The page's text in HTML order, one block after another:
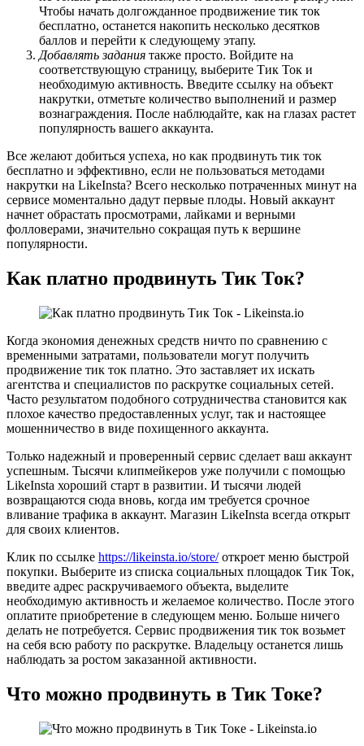
Чтобы начать долгожданное продвижение тик ток
бесплатно, останется накопить несколько десятков
баллов и перейти к следующему этапу.
Добавлять задания также просто. Войдите на
соответствующую страницу, выберите Тик Ток и
необходимую активность. Введите ссылку на объект
накрутки, отметьте количество выполнений и размер
вознаграждения. После наблюдайте, как на глазах растет
популярность вашего аккаунта.
Все желают добиться успеха, но как продвинуть тик ток
бесплатно и эффективно, если не пользоваться методами
накрутки на LikeInsta? Всего несколько потраченных минут на
сервисе моментально дадут первые плоды. Новый аккаунт
начнет обрастать просмотрами, лайками и верными
фолловерами, значительно сокращая путь к вершине
популярности.
Как платно продвинуть Тик Ток?
Когда экономия денежных средств ничто по сравнению с
временными затратами, пользователи могут получить
продвижение тик ток платно. Это заставляет их искать
агентства и специалистов по раскрутке социальных сетей.
Часто результатом подобного сотрудничества становится как
плохое качество предоставленных услуг, так и настоящее
мошенничество в виде похищенного аккаунта.
Только надежный и проверенный сервис сделает ваш аккаунт
успешным. Тысячи клипмейкеров уже получили с помощью
LikeInsta хороший старт в развитии. И тысячи людей
возвращаются сюда вновь, когда им требуется срочное
вливание трафика в аккаунт. Магазин LikeInsta всегда открыт
для своих клиентов.
Клик по ссылке https://likeinsta.io/store/откроет меню быстрой
покупки. Выберите из списка социальных площадок Тик Ток,
введите адрес раскручиваемого объекта, выделите
необходимую активность и желаемое количество. После этого
оплатите приобретение в следующем меню. Больше ничего
делать не потребуется. Сервис продвижения тик ток возьмет
на себя всю работу по раскрутке. Владельцу останется лишь
наблюдать за ростом заказанной активности.
Что можно продвинуть в Тик Токе?